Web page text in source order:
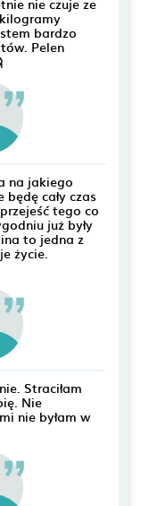
bardzo
Pelen
na jakiego
cały czas
tego co
już były
to jedna z
życie.
Straciłam
Nie
nie byłam w